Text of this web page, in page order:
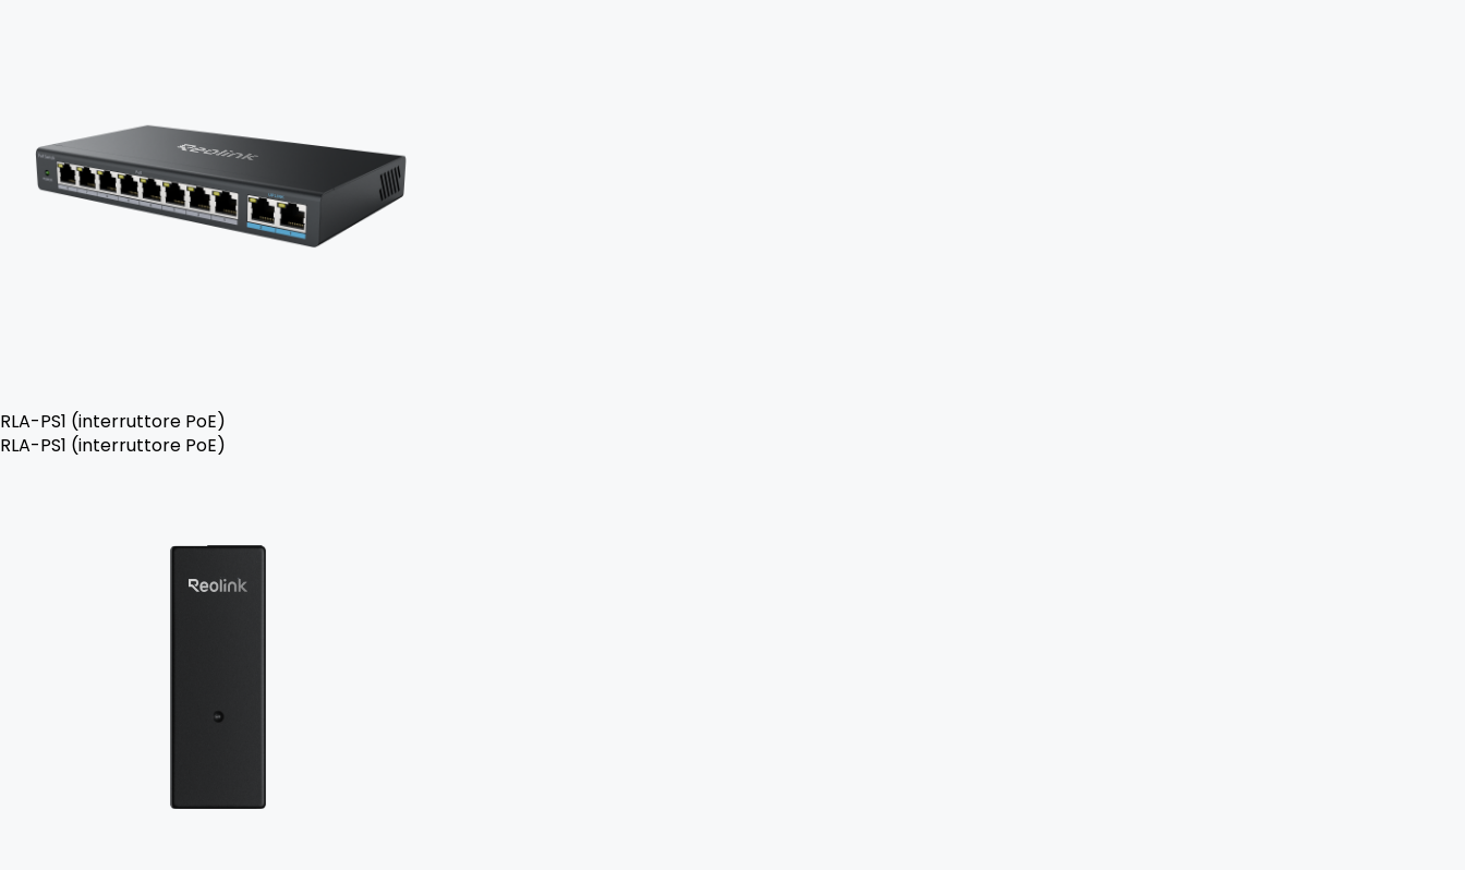
RLA-PS1 (interruttore PoE)
RLA-PS1 (interruttore PoE)